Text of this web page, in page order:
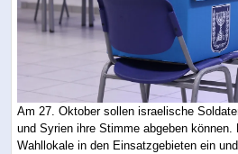
Am 27. Oktober sollen israelische
und Syrien ihre Stimme abgeben können.
Wahllokale in den Einsatzgebieten ein